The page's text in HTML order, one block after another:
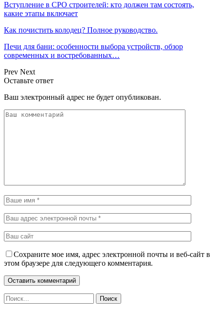
Вступление в СРО строителей: кто должен там состоять,
какие этапы включает
Как почистить колодец? Полное руководство.
Печи для бани: особенности выбора устройств, обзор
современных и востребованных…
Prev Next
Оставьте ответ
Ваш электронный адрес не будет опубликован.
Сохраните мое имя, адрес электронной почты и веб-сайт в
этом браузере для следующего комментария.